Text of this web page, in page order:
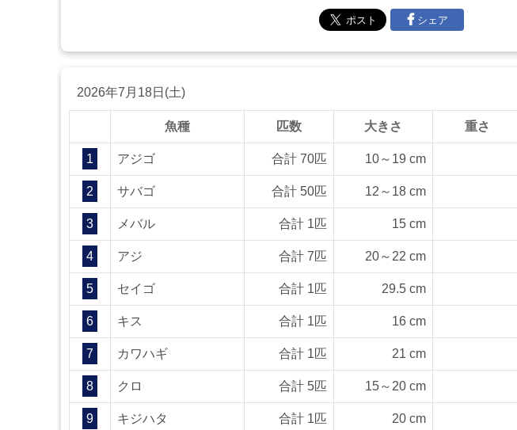
シェア
2026年7月18日(土)
魚種 匹数 大きさ 重さ
1 アジゴ 合計 70匹 10～19 cm
2 サバゴ 合計 50匹 12～18 cm
3 メバル 合計 1匹 15 cm
4 アジ 合計 7匹 20～22 cm
5 セイゴ 合計 1匹 29.5 cm
6 キス 合計 1匹 16 cm
7 カワハギ 合計 1匹 21 cm
8 クロ 合計 5匹 15～20 cm
9 キジハタ 合計 1匹 20 cm